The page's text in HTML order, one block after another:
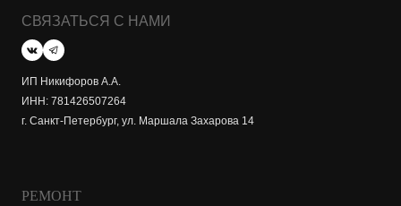
СВЯЗАТЬСЯ С НАМИ
ИП Никифоров А.А.
ИНН: 781426507264
г. Санкт-Петербург, ул. Маршала Захарова 14
РЕМОНТ